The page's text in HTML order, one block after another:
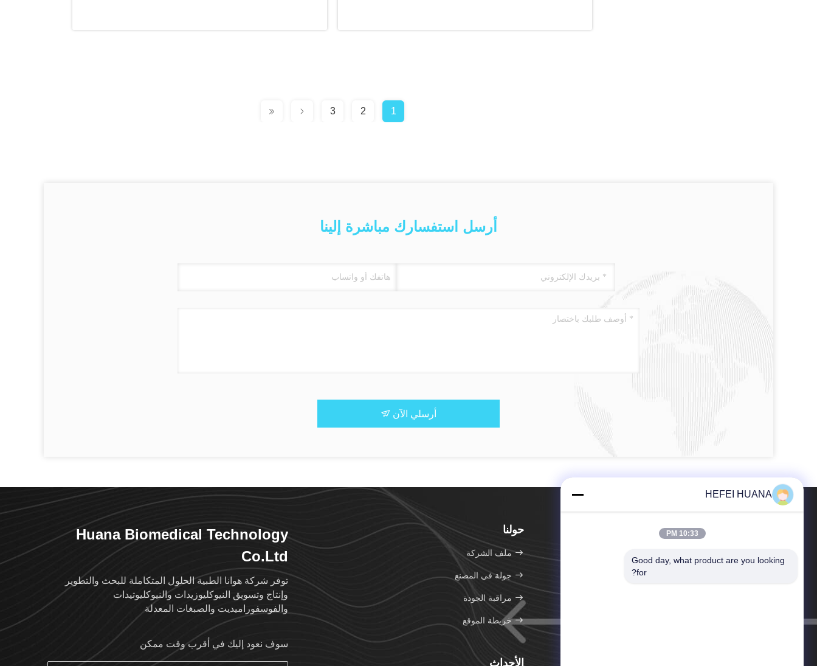
1
2
3
أرسل استفسارك مباشرة إلينا
أرسلي الآن
الهاتف：86-157-5542-6646
حولنا
ملف الشركة
جولة في المصنع
مراقبة الجودة
خريطة الموقع
الأحداث
Huana Biomedical Technology
Co.Ltd
توفر شركة هوانا الطبية الحلول المتكاملة للبحث والتطوير
وإنتاج وتسويق النيوكليوزيدات والنيوكليوتيدات
والفوسفوراميديت والصبغات المعدلة
سوف نعود إليك في أقرب وقت ممكن
HEFEI HUANA
10:33 PM
Good day, what product are you looking
for?